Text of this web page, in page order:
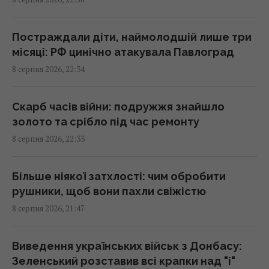
від російського десанту
Стародавній римлянин міг збирати кістки
"морських чудовиськ": вчені знайшли його
23:23 субота, 08 серпня 2026
Росія вдарила по центру Павлограда: є
22:39 субота, 08 серпня 2026
У Балтійському морі швидко поширюється
22:25 субота, 08 серпня 2026
Постраждали діти, наймолодшій лише три
місяці: РФ цинічно атакувала Павлоград
8 серпня 2026, 22:34
Скарб часів війни: подружжя знайшло
золото та срібло під час ремонту
8 серпня 2026, 22:33
Більше ніякої затхлості: чим обробити
рушники, щоб вони пахли свіжістю
8 серпня 2026, 21:47
Виведення українських військ з Донбасу:
Зеленський розставив всі крапки над "і"